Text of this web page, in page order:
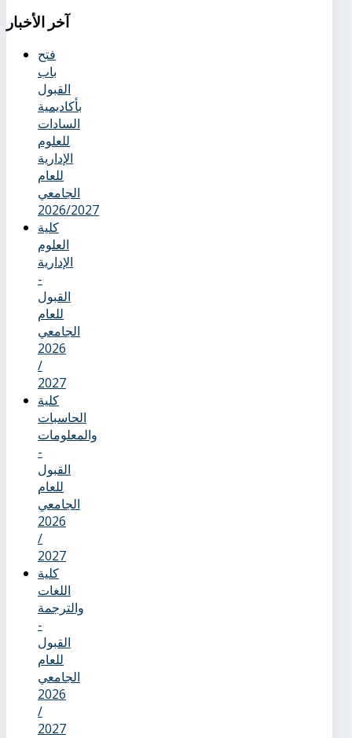
آخر
الأخبار
فتح
باب
القبول
بأكاديمية
السادات
للعلوم
الإدارية
للعام
الجامعي
2026/2027
كلية
العلوم
الإدارية
-
القبول
للعام
الجامعي
2026
/
2027
كلية
الحاسبات
والمعلومات
-
القبول
للعام
الجامعي
2026
/
2027
كلية
اللغات
والترجمة
-
القبول
للعام
الجامعي
2026
/
2027